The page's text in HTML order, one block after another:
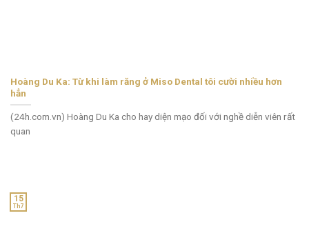
Hoàng Du Ka: Từ khi làm răng ở Miso Dental tôi cười nhiều hơn
hẳn
(24h.com.vn) Hoàng Du Ka cho hay diện mạo đối với nghề diễn viên rất
quan
15
Th7